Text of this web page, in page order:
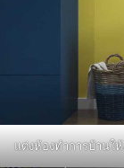
แต่งห้องทำการบ้านใ